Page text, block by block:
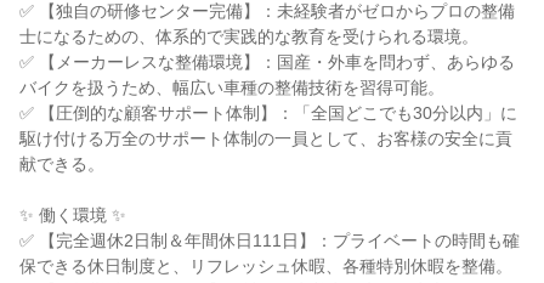
✅ 【独自の研修センター完備】：未経験者がゼロからプロの整備
士になるための、体系的で実践的な教育を受けられる環境。
✅ 【メーカーレスな整備環境】：国産・外車を問わず、あらゆる
バイクを扱うため、幅広い車種の整備技術を習得可能。
✅ 【圧倒的な顧客サポート体制】：「全国どこでも30分以内」に
駆け付ける万全のサポート体制の一員として、お客様の安全に貢
献できる。
✨ 働く環境 ✨
✅ 【完全週休2日制＆年間休日111日】：プライベートの時間も確
保できる休日制度と、リフレッシュ休暇、各種特別休暇を整備。